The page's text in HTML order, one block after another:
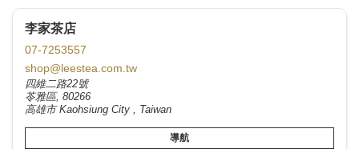
李家茶店
07-7253557
shop@leestea.com.tw
四維二路22號
苓雅區, 80266
高雄市 Kaohsiung City , Taiwan
導航